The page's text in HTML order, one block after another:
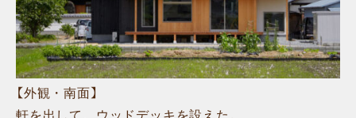
【外観・南面】